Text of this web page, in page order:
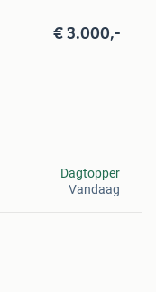
€ 3.000,-
Dagtopper
Vandaag